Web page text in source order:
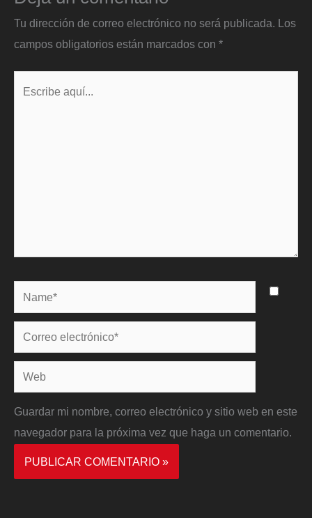
Tu dirección de correo electrónico no será publicada. Los
campos obligatorios están marcados con *
Name*
Correo
electrónico*
Web
Guardar mi nombre, correo electrónico y sitio web en este
navegador para la próxima vez que haga un comentario.